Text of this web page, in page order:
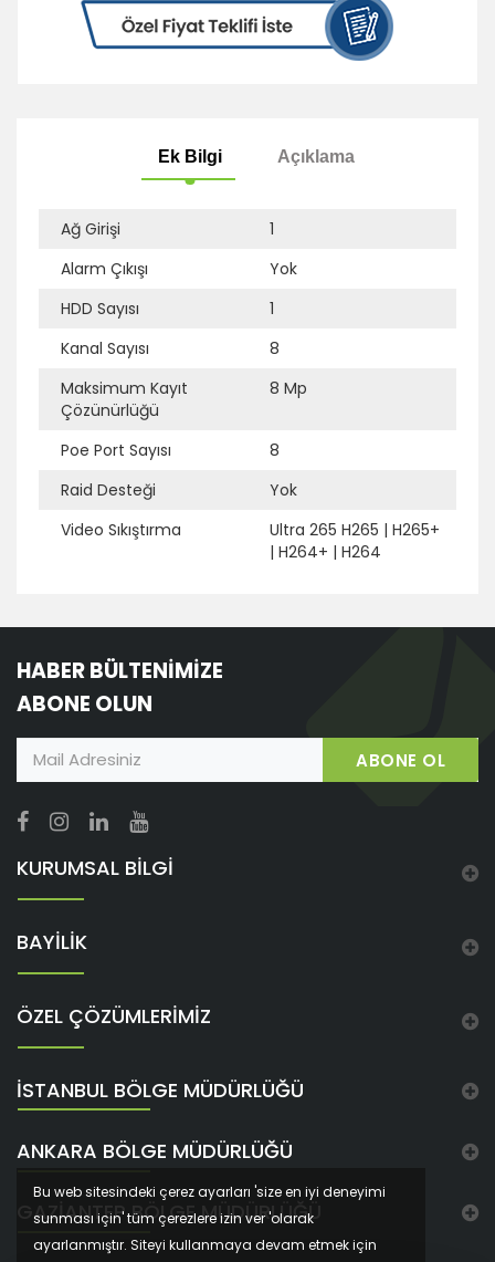
Ağ Girişi
1
Alarm Çıkışı
Yok
HDD Sayısı
1
Kanal Sayısı
8
Maksimum Kayıt
Çözünürlüğü
8 Mp
Poe Port Sayısı
8
Raid Desteği
Yok
Video Sıkıştırma
Ultra 265 H265 | H265+
| H264+ | H264
HABER BÜLTENİMİZE
ABONE OLUN
ABONE OL
KURUMSAL BİLGİ
BAYİLİK
ÖZEL ÇÖZÜMLERİMİZ
İSTANBUL BÖLGE MÜDÜRLÜĞÜ
ANKARA BÖLGE MÜDÜRLÜĞÜ
GAZIANTEP BÖLGE MÜDÜRLÜĞÜ
Bu web sitesindeki çerez ayarları 'size en iyi deneyimi
sunması için' tüm çerezlere izin ver 'olarak
ayarlanmıştır. Siteyi kullanmaya devam etmek için